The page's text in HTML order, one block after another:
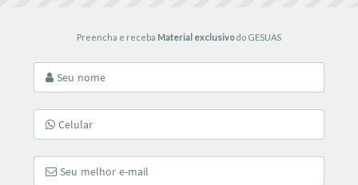
Preencha e receba Material exclusivodo GESUAS